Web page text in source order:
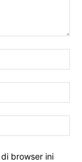
browser ini